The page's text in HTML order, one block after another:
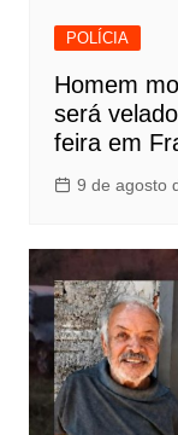
POLÍCIA
Homem
será
feira em
9 de agosto